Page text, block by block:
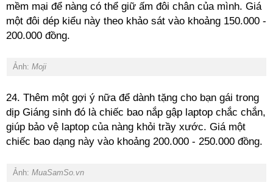
mềm mại để nàng có thể giữ ấm đôi chân của mình. Giá
một đôi dép kiểu này theo khảo sát vào khoảng 150.000 -
200.000 đồng.
Ảnh: Moji
24. Thêm một gợi ý nữa để dành tặng cho bạn gái trong
dịp Giáng sinh đó là chiếc bao nắp gập laptop chắc chắn,
giúp bảo vệ laptop của nàng khỏi trầy xước. Giá một
chiếc bao dạng này vào khoảng 200.000 - 250.000 đồng.
Ảnh: MuaSamSo.vn